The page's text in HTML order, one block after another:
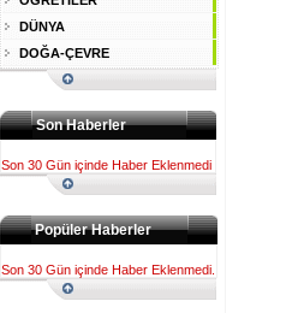
DÜNYA
DOĞA-ÇEVRE
Son Haberler
Son 30 Gün içinde Haber Eklenmedi
Popüler Haberler
Son 30 Gün içinde Haber Eklenmedi.